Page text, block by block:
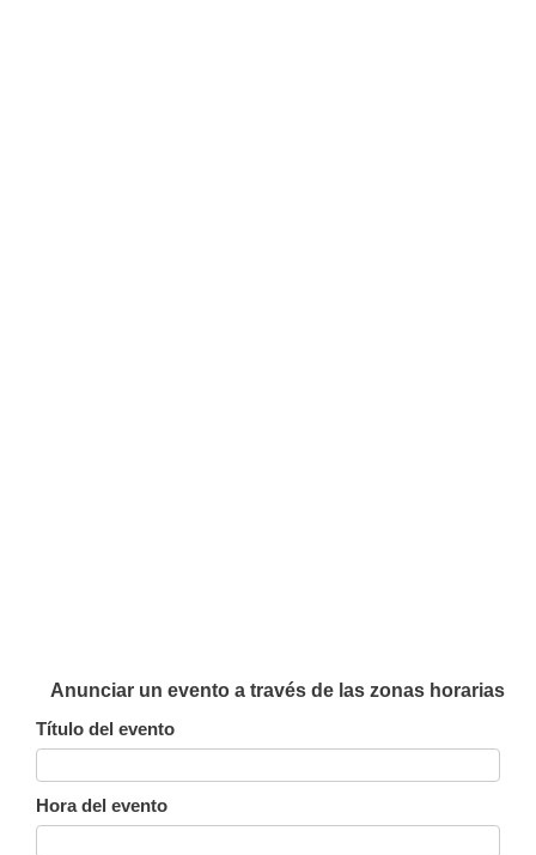
Anunciar un evento a través de las zonas horarias
Título del evento
Hora del evento